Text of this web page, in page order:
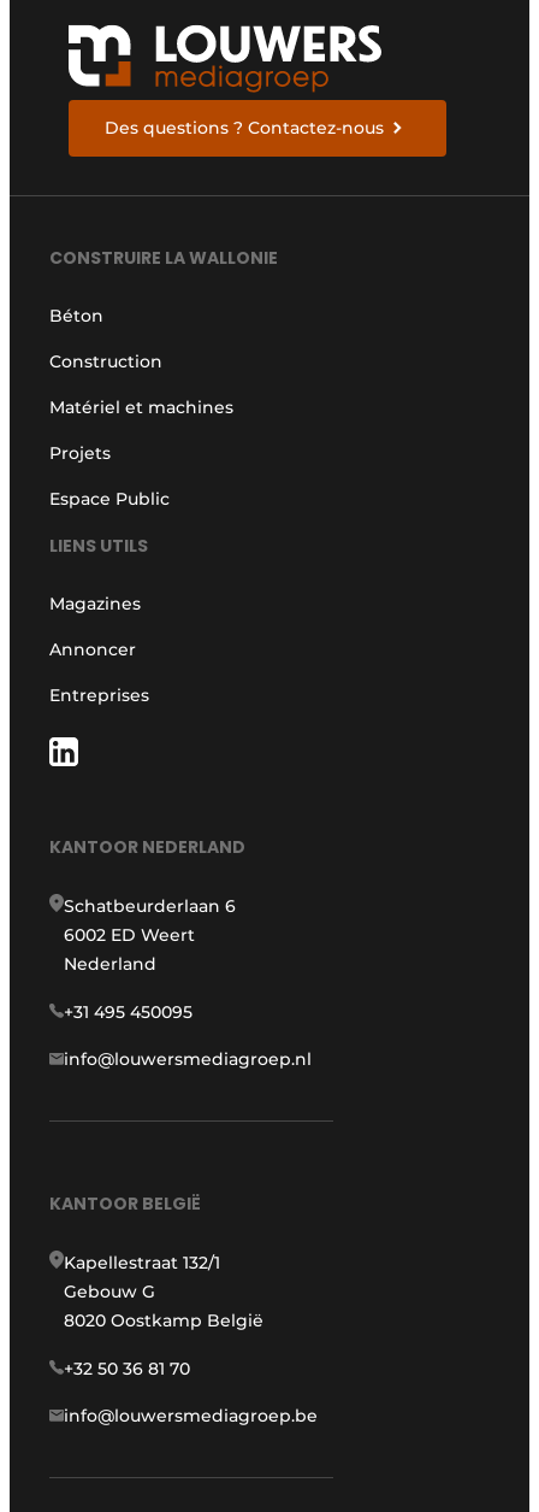
Des questions ? Contactez-nous
CONSTRUIRE LA WALLONIE
Béton
Construction
Matériel et machines
Projets
Espace Public
LIENS UTILS
Magazines
Annoncer
Entreprises
KANTOOR NEDERLAND
Schatbeurderlaan 6
6002 ED Weert
Nederland
+31 495 450095
info@louwersmediagroep.nl
KANTOOR BELGIË
Kapellestraat 132/1
Gebouw G
8020 Oostkamp België
+32 50 36 81 70
info@louwersmediagroep.be